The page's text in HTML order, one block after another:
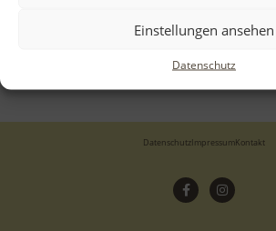
Einstellungen ansehen
Datenschutz
Neueste Kommentare
DatenschutzImpressumKontakt